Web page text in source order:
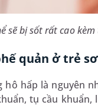
sẽ bị sốt rất cao
quản ở trẻ
hấp là nguyên
tụ cầu